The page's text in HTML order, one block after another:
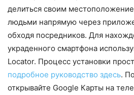
делиться своим
людьми напрямую через
обходя посредников. Для
украденного смартфона
Locator. Процесс установки
подробное руководство здесь.
открывайте Google Карты на